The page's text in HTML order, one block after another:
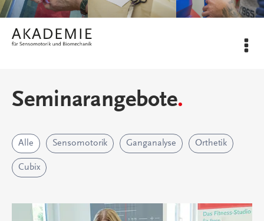
Seminarangebote.
Alle Sensomotorik Ganganalyse Orthetik
Cubix